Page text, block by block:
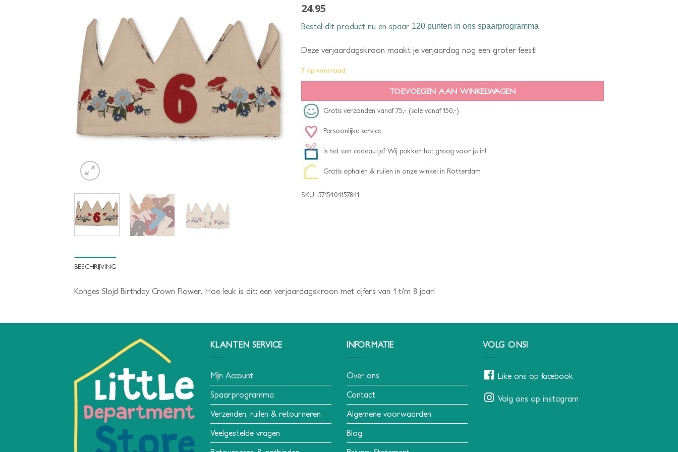
24.95
Bestel dit product nu en spaar 120 punten in ons spaarprogramma
Deze verjaardagskroon maakt je verjaardag nog een groter feest!
7 op voorraad
TOEVOEGEN AAN WINKELWAGEN
Gratis verzonden vanaf 75,- (sale vanaf 150,-)
Persoonlijke service
Is het een cadeautje? Wij pakken het graag voor je in!
Gratis ophalen & ruilen in onze winkel in Rotterdam
SKU: 5715404157841
BESCHRIJVING
Konges Slojd Birthday Crown Flower. Hoe leuk is dit: een verjaardagskroon met cijfers van 1 t/m 8 jaar!
KLANTEN SERVICE
Mijn Account
Spaarprogramma
Verzenden, ruilen & retourneren
Veelgestelde vragen
INFORMATIE
Over ons
Contact
Algemene voorwaarden
Blog
VOLG ONS!
Like ons op facebook
Volg ons op instagram